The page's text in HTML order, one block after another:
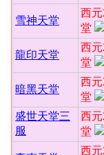
雪神天堂
西元
堂
龍印天堂
西元
堂
暗黑天堂
西元
堂
盛世天堂三
服
西元
堂
西元